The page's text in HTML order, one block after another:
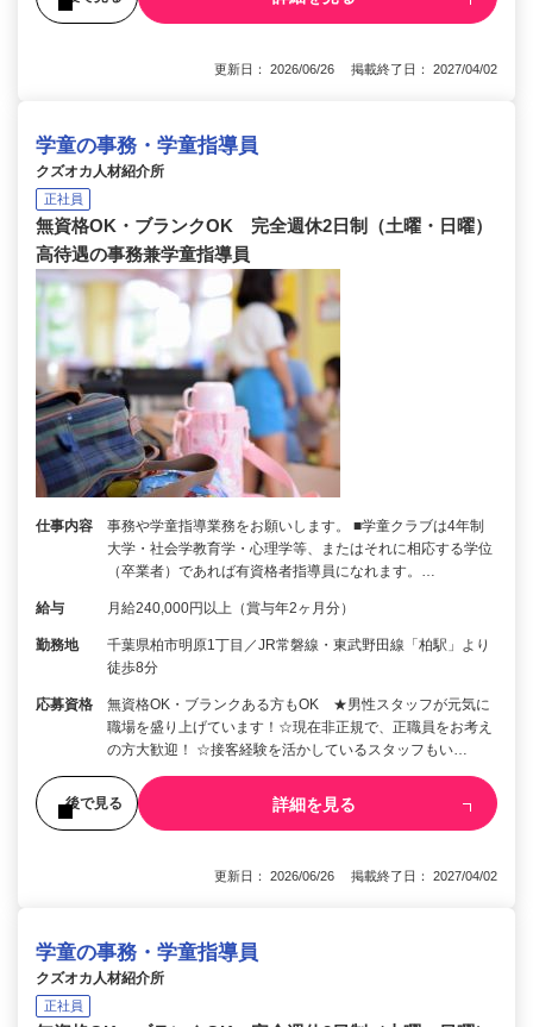
更新日： 2026/06/26 掲載終了日： 2027/04/02
学童の事務・学童指導員
クズオカ人材紹介所
正社員
無資格OK・ブランクOK 完全週休2日制（土曜・日曜）
高待遇の事務兼学童指導員
仕事内容
事務や学童指導業務をお願いします。 ■学童クラブは4年制
大学・社会学教育学・心理学等、またはそれに相応する学位
（卒業者）であれば有資格者指導員になれます。…
給与 月給240,000円以上（賞与年2ヶ月分）
勤務地
千葉県柏市明原1丁目／JR常磐線・東武野田線「柏駅」より
徒歩8分
応募資格
無資格OK・ブランクある方もOK ★男性スタッフが元気に
職場を盛り上げています！☆現在非正規で、正職員をお考え
の方大歓迎！ ☆接客経験を活かしているスタッフもい…
後で見る 詳細を見る
更新日： 2026/06/26 掲載終了日： 2027/04/02
学童の事務・学童指導員
クズオカ人材紹介所
正社員